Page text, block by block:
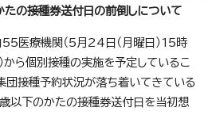
の接種券送付日の前倒しについて
医療機関（5月24日（月曜日）15時
から個別接種の実施を予定しているこ
団接種予約状況が落ち着いてきている
以下のかたの接種券送付日を当初想